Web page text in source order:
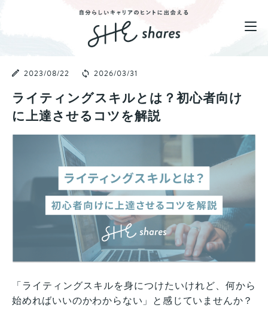
2023/08/22 2026/03/31
ライティングスキルとは？初心者向け
に上達させるコツを解説
「ライティングスキルを身につけたいけれど、何から
始めればいいのかわからない」と感じていませんか？